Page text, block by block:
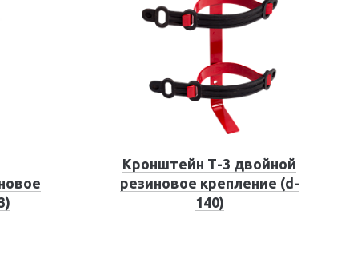
Кронштейн Т-3 двойной
резиновое крепление (d-
140)